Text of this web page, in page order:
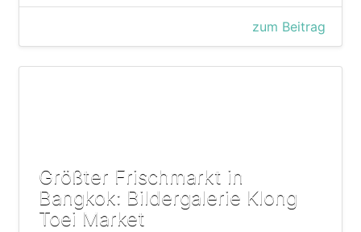
zum Beitrag
Größter Frischmarkt in
Bangkok: Bildergalerie Klong
Toei Market